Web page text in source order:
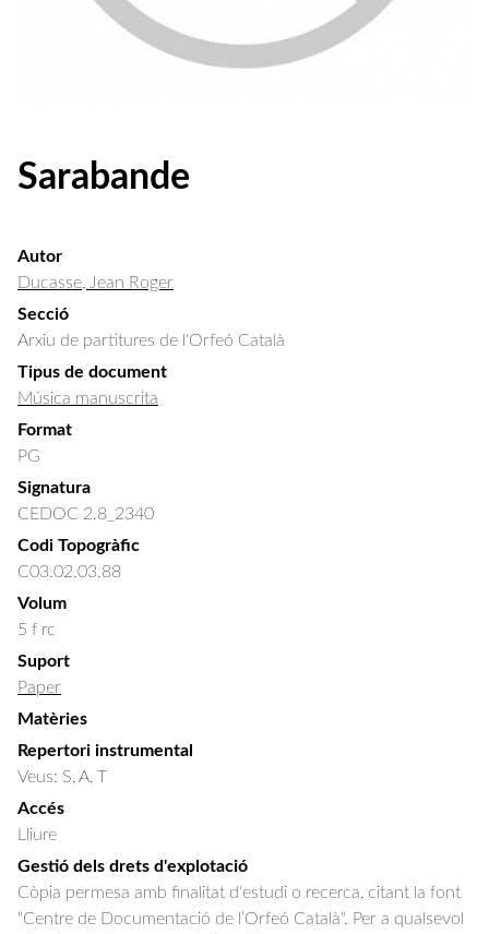
Sarabande
Autor
Ducasse, Jean Roger
Secció
Arxiu de partitures de l'Orfeó Català
Tipus de document
Música manuscrita
Format
PG
Signatura
CEDOC 2.8_2340
Codi Topogràfic
C03.02.03.88
Volum
5 f rc
Suport
Paper
Matèries
Repertori instrumental
Veus: S, A, T
Accés
Lliure
Gestió dels drets d'explotació
Còpia permesa amb finalitat d'estudi o recerca, citant la font
"Centre de Documentació de l’Orfeó Català". Per a qualsevol